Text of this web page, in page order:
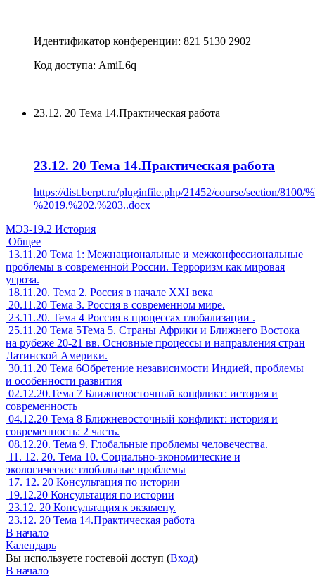
Идентификатор конференции: 821 5130 2902
Код доступа: AmiL6q
23.12. 20 Тема 14.Практическая работа
23.12. 20 Тема 14.Практическая работа
https://dist.berpt.ru/pluginfile.php/21452/course/section/
%2019.%202.%203..docx
МЭЗ-19.2 История
Общее
13.11.20 Тема 1: Межнациональные и межконфессиональные
проблемы в современной России. Терроризм как мировая
угроза.
18.11.20. Тема 2. Россия в начале XXI века
20.11.20 Тема 3. Россия в современном мире.
23.11.20. Тема 4 Россия в процессах глобализации .
25.11.20 Тема 5Тема 5. Страны Африки и Ближнего Востока
на рубеже 20-21 вв. Основные процессы и направления стран
Латинской Америки.
30.11.20 Тема 6Обретение независимости Индией, проблемы
и особенности развития
02.12.20.Тема 7 Ближневосточный конфликт: история и
современность
04.12.20 Тема 8 Ближневосточный конфликт: история и
современность: 2 часть.
08.12.20. Тема 9. Глобальные проблемы человечества.
11. 12. 20. Тема 10. Социально-экономические и
экологические глобальные проблемы
17. 12. 20 Консультация по истории
19.12.20 Консультация по истории
23.12. 20 Консультация к экзамену.
23.12. 20 Тема 14.Практическая работа
В начало
Календарь
Вы используете гостевой доступ (Вход)
В начало